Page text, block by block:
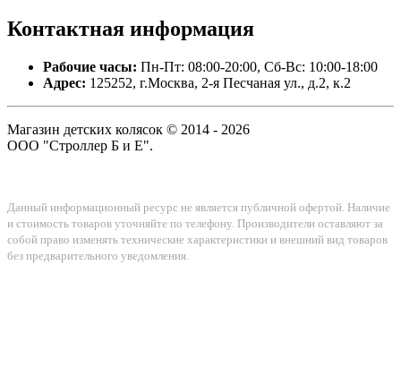
Контактная информация
Рабочие часы: Пн-Пт: 08:00-20:00, Сб-Вс: 10:00-18:00
Адрес: 125252, г.Москва, 2-я Песчаная ул., д.2, к.2
Магазин детских колясок © 2014 - 2026
ООО "Строллер Б и Е".
Данный информационный ресурс не является публичной офертой. Наличие
и стоимость товаров уточняйте по телефону. Производители оставляют за
собой право изменять технические характеристики и внешний вид товаров
без предварительного уведомления.